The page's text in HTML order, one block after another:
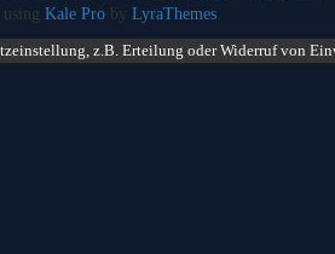
using Kale Pro by LyraThemes
z.B. Erteilung oder Widerruf von